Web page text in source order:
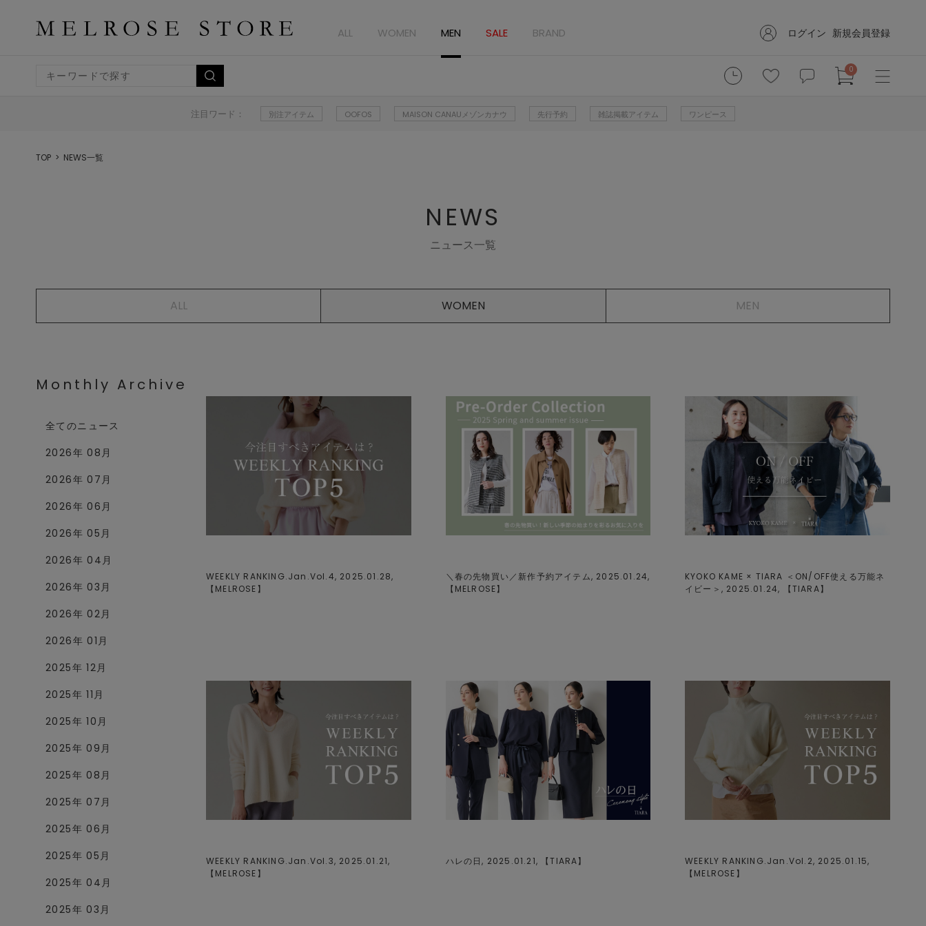
ALL WOMEN MEN SALE BRAND ログイン 新規会員登録
0
注目ワード： 別注アイテム OOFOS MAISON CANAUメゾンカナウ 先行予約 雑誌掲載アイテム ワンピース
TOP NEWS一覧
NEWS
ニュース一覧
ALL WOMEN MEN
Monthly Archive
全てのニュース
2026年 08月
2026年 07月
2026年 06月
2026年 05月
2026年 04月
2026年 03月
2026年 02月
2026年 01月
2025年 12月
2025年 11月
2025年 10月
2025年 09月
2025年 08月
2025年 07月
2025年 06月
2025年 05月
2025年 04月
2025年 03月
WEEKLY RANKING.Jan.Vol.4, 2025.01.28,
【 MELROSE 】
＼春の先物買い／新作予約アイテム, 2025.01.24,
【 MELROSE】
KYOKO KAME × TIARA ＜ON/OFF使える万能ネ
イビー＞, 2025.01.24, 【TIARA】
WEEKLY RANKING.Jan.Vol.3, 2025.01.21,
【 MELROSE 】
ハレの日, 2025.01.21, 【TIARA】
WEEKLY RANKING.Jan.Vol.2, 2025.01.15,
【 MELROSE 】